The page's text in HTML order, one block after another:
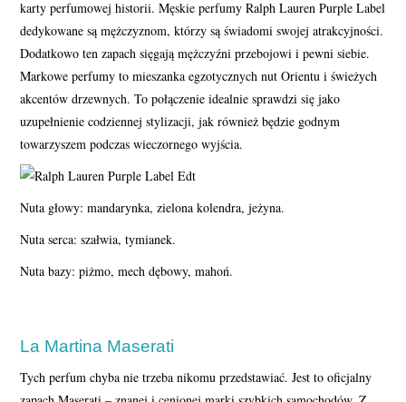
karty perfumowej historii. Męskie perfumy Ralph Lauren Purple Label
dedykowane są mężczyznom, którzy są świadomi swojej atrakcyjności.
Dodatkowo ten zapach sięgają mężczyźni przebojowi i pewni siebie.
Markowe perfumy to mieszanka egzotycznych nut Orientu i świeżych
akcentów drzewnych. To połączenie idealnie sprawdzi się jako
uzupełnienie codziennej stylizacji, jak również będzie godnym
towarzyszem podczas wieczornego wyjścia.
Nuta głowy: mandarynka, zielona kolendra, jeżyna.
Nuta serca: szałwia, tymianek.
Nuta bazy: piżmo, mech dębowy, mahoń.
La Martina Maserati
Tych perfum chyba nie trzeba nikomu przedstawiać. Jest to oficjalny